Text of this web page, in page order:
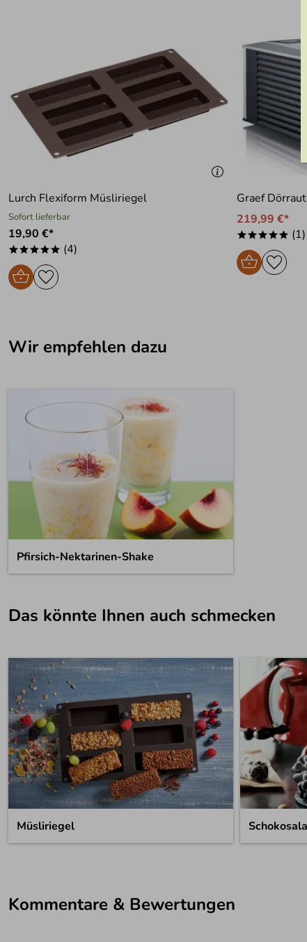
Lurch Flexiform Müsliriegel
Sofort lieferbar
19,90 €*
***** (4)
Graef
219,99 €*
***** (1)
Wir empfehlen dazu
Pfirsich-Nektarinen-Shake
Das könnte Ihnen auch schmecken
Müsliriegel
Kommentare & Bewertungen